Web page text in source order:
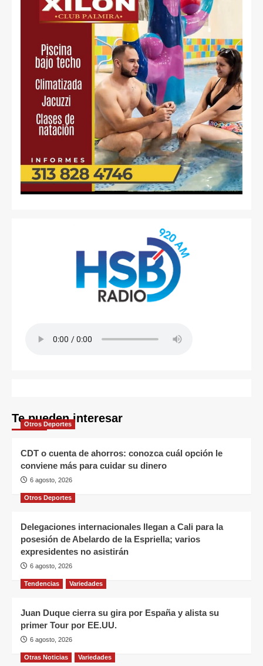
Te pueden interesar
Otros Deportes
CDT o cuenta de ahorros: conozca cuál opción le
conviene más para cuidar su dinero
6 agosto, 2026
Otros Deportes
Delegaciones internacionales llegan a Cali para la
posesión de Abelardo de la Espriella; varios
expresidentes no asistirán
6 agosto, 2026
Tendencias Variedades
Juan Duque cierra su gira por España y alista su
primer Tour por EE.UU.
6 agosto, 2026
Otras Noticias Variedades